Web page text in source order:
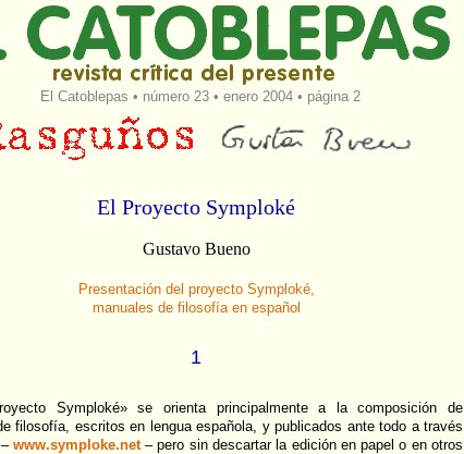
El Catoblepas • número 23 • enero 2004 • página 2
El Proyecto Symploké
Gustavo Bueno
Presentación del proyecto Symploké,
manuales de filosofía en español
1
Symploké» se orienta principalmente a la composición de
filosofía, escritos en lengua española, y publicados ante todo a través
www.symploke.net– pero sin descartar la edición en papel o en otros